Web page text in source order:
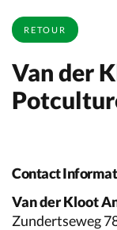
RETOUR
Van der
Contact
Van der Kloot
Zundertseweg